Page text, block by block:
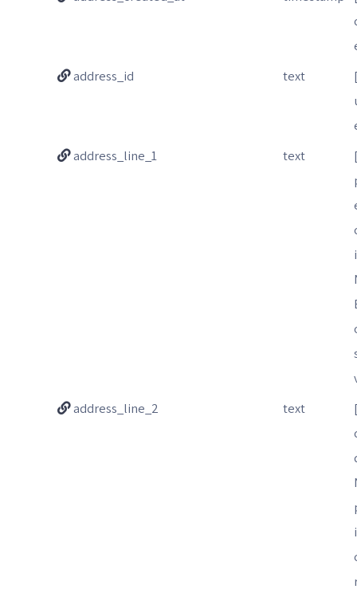
address_id
text
address_line_1
text
address_line_2
text